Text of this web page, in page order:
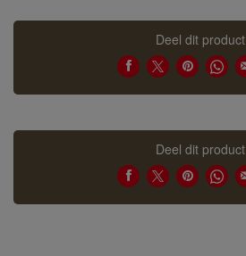
Deel dit product
Deel dit product